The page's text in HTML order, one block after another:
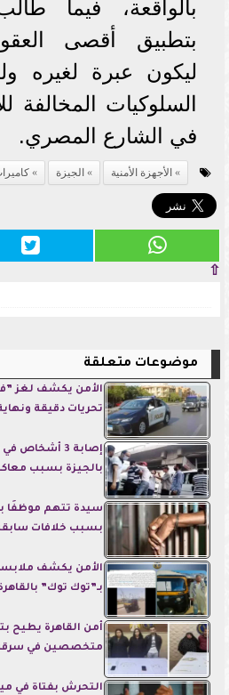
بالواقعة، فيما
بتطبيق أقصى
ليكون عبرة لغيره
السلوكيات المخالفة
في الشارع المصري.
الأجهزة الأمنية الجيزة
⇧
موضوعات متعلقة
الأمن يكشف لغز
تحريات دقيقة
إصابة 3
بالجيزة بسبب
سيدة تتهم موظفًا
بسبب خلافات
الأمن يكشف
بـ”توك توك”
أمن القاهرة يطيح
متخصصين في